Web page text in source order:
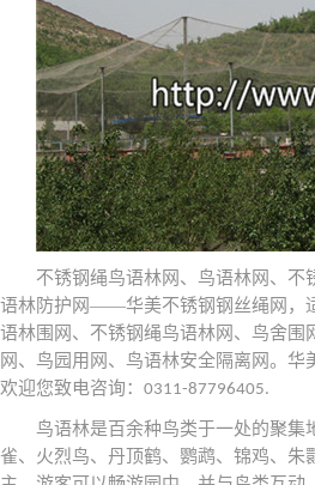
不锈钢绳鸟语林网、鸟语林网、不
语林防护网——华美不锈钢钢丝绳网，
语林围网、不锈钢绳鸟语林网、鸟舍围
网、鸟园用网、鸟语林安全隔离网。华
欢迎您致电咨询： 0311-87796405.
鸟语林是百余种鸟类于一处的聚集
雀、火烈鸟、丹顶鹤、鹦鹉、锦鸡、朱